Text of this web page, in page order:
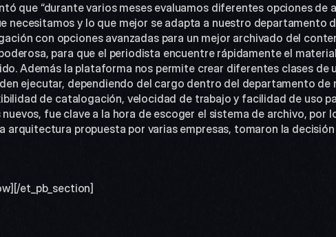
necesitamos y lo que mejor se adapta a nuestro departamento
con opciones avanzadas para un mejor archivado del
para que el periodista encuentre rápidamente el
Además la plataforma nos permite crear diferentes clases de
ejecutar, dependiendo del cargo dentro del departamento de
fue clave a la hora de escoger el sistema de archivo, por
arquitectura propuesta por varias empresas, tomaron la
et_pb_section]